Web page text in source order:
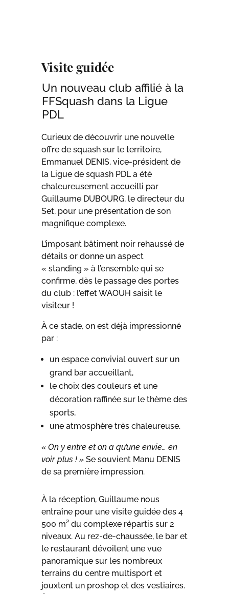
Visite guidée
Un nouveau club affilié à la
FFSquash dans la Ligue
PDL
Curieux de découvrir une nouvelle
offre de squash sur le territoire,
Emmanuel DENIS, vice-président de
la Ligue de squash PDL a été
chaleureusement accueilli par
Guillaume DUBOURG, le directeur du
Set, pour une présentation de son
magnifique complexe.
L’imposant bâtiment noir rehaussé de
détails or donne un aspect
« standing » à l’ensemble qui se
confirme, dès le passage des portes
du club : l’effet WAOUH saisit le
visiteur !
À ce stade, on est déjà impressionné
par :
un espace convivial ouvert sur un
grand bar accueillant,
le choix des couleurs et une
décoration raffinée sur le thème des
sports,
une atmosphère très chaleureuse.
« On y entre et on a qu’une envie… en
voir plus ! »Se souvient Manu DENIS
de sa première impression.
À la réception, Guillaume nous
entraîne pour une visite guidée des 4
500 m² du complexe répartis sur 2
niveaux. Au rez-de-chaussée, le bar et
le restaurant dévoilent une vue
panoramique sur les nombreux
terrains du centre multisport et
jouxtent un proshop et des vestiaires.